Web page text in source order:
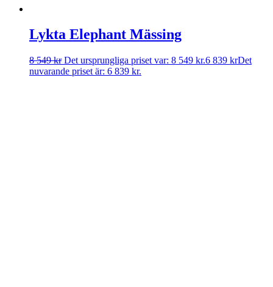
Lykta Elephant Mässing
8 549kr Det ursprungliga priset var: 8 549 kr.6 839 krDet
nuvarande priset är: 6 839 kr.